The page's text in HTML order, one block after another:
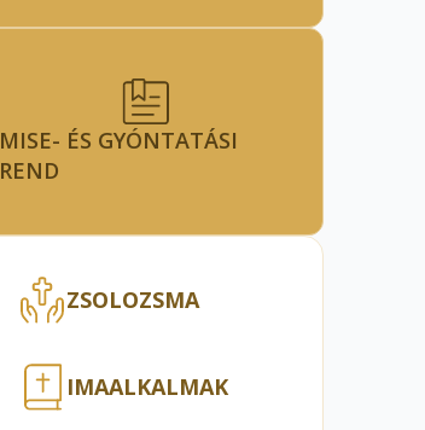
MISE- ÉS GYÓNTATÁSI
REND
ZSOLOZSMA
IMAALKALMAK